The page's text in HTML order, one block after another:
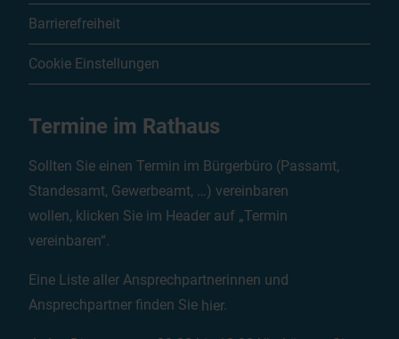
Barrierefreiheit
Cookie Einstellungen
Termine im Rathaus
Sollten Sie einen Termin im Bürgerbüro (Passamt,
Standesamt, Gewerbeamt, …) vereinbaren
wollen, klicken Sie im Header auf „Termin
vereinbaren“.
Eine Liste aller Ansprechpartnerinnen und
Ansprechpartner finden Sie hier.